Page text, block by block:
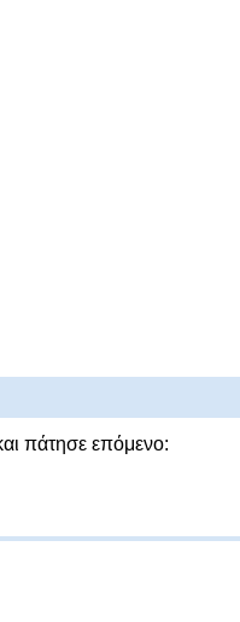
πάτησε επόμενο: